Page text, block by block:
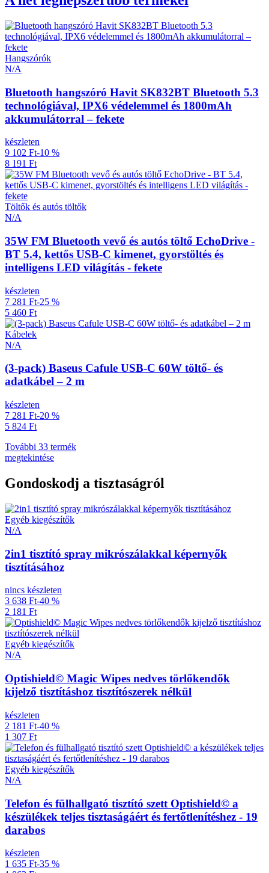
Hangszórók
N/A
Bluetooth hangszóró Havit SK832BT Bluetooth 5.3
technológiával, IPX6 védelemmel és 1800mAh
akkumulátorral – fekete
készleten
9 102 Ft-10 %
8 191 Ft
Töltők és autós töltők
N/A
35W FM Bluetooth vevő és autós töltő EchoDrive -
BT 5.4, kettős USB-C kimenet, gyorstöltés és
intelligens LED világítás - fekete
készleten
7 281 Ft-25 %
5 460 Ft
Kábelek
N/A
(3-pack) Baseus Cafule USB-C 60W töltő- és
adatkábel – 2 m
készleten
7 281 Ft-20 %
5 824 Ft
További 33 termék
megtekintése
Gondoskodj a tisztaságról
Egyéb kiegészítők
N/A
2in1 tisztító spray mikrószálakkal képernyők
tisztításához
nincs készleten
3 638 Ft-40 %
2 181 Ft
Egyéb kiegészítők
N/A
Optishield© Magic Wipes nedves törlőkendők
kijelző tisztításhoz tisztítószerek nélkül
készleten
2 181 Ft-40 %
1 307 Ft
Egyéb kiegészítők
N/A
Telefon és fülhallgató tisztító szett Optishield© a
készülékek teljes tisztaságáért és fertőtlenítéshez - 19
darabos
készleten
1 635 Ft-35 %